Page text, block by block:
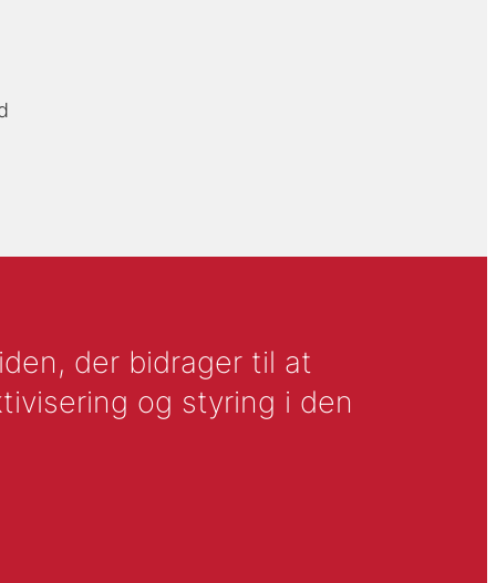
der bidrager til at
og styring i den